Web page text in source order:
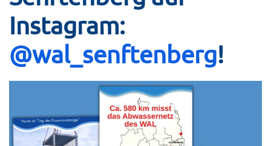
Instagram:
@wal_senftenberg!